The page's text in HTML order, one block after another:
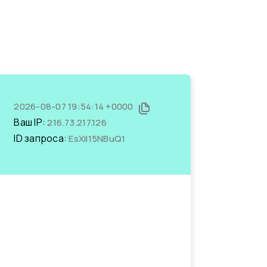
2026-08-07 19:54:14 +0000
Ваш IP:216.73.217.126
ID запроса:EsXiI15NBuQ1